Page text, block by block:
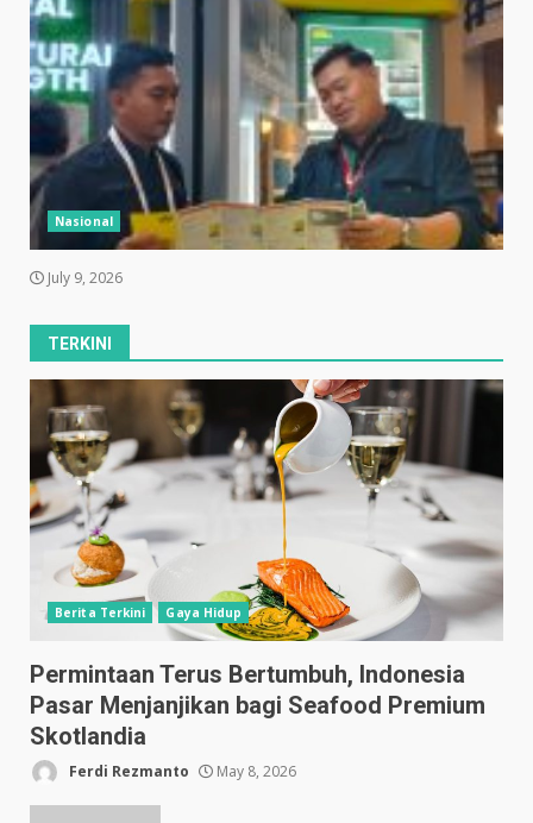
Nasional
July 9, 2026
TERKINI
Berita Terkini Gaya Hidup
Permintaan Terus Bertumbuh, Indonesia
Pasar Menjanjikan bagi Seafood Premium
Skotlandia
Ferdi Rezmanto May 8, 2026